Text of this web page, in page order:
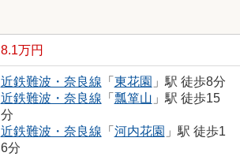
8.1万円
近鉄難波・奈良線 「 東花園 」駅 徒歩8分
近鉄難波・奈良線 「 瓢箪山 」駅 徒歩15
分
近鉄難波・奈良線 「 河内花園 」駅 徒歩1
6分